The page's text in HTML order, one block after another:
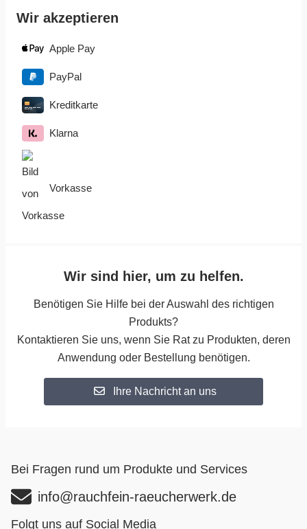
Wir akzeptieren
Apple Pay
PayPal
Kreditkarte
Klarna
Vorkasse
Wir sind hier, um zu helfen.
Benötigen Sie Hilfe bei der Auswahl des richtigen
Produkts?
Kontaktieren Sie uns, wenn Sie Rat zu Produkten, deren
Anwendung oder Bestellung benötigen.
Ihre Nachricht an uns
Bei Fragen rund um Produkte und Services
info@rauchfein-raeucherwerk.de
Folgt uns auf Social Media